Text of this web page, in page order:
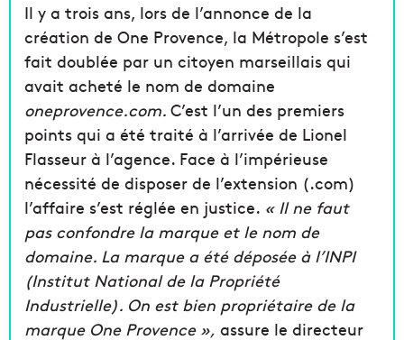
Il y a trois ans, lors de l’annonce de la
création de One Provence, la Métropole s’est
fait doublée par un citoyen marseillais qui
avait acheté le nom de domaine
oneprovence.com. C’est l’un des premiers
points qui a été traité à l’arrivée de Lionel
Flasseur à l’agence. Face à l’impérieuse
nécessité de disposer de l’extension (.com)
l’affaire s’est réglée en justice. « Il ne faut
pas confondre la marque et le nom de
domaine. La marque a été déposée à l’INPI
(Institut National de la Propriété
Industrielle). On est bien propriétaire de la
marque One Provence », assure le directeur